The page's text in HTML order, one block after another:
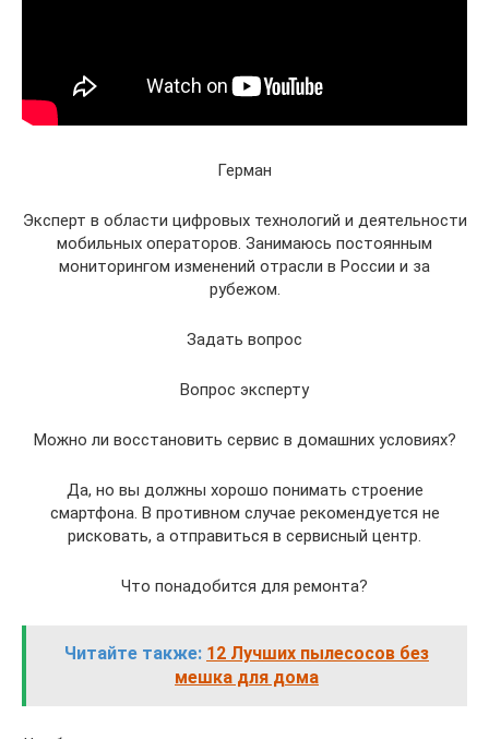
Герман
Эксперт в области цифровых технологий и деятельности
мобильных операторов. Занимаюсь постоянным
мониторингом изменений отрасли в России и за
рубежом.
Задать вопрос
Вопрос эксперту
Можно ли восстановить сервис в домашних условиях?
Да, но вы должны хорошо понимать строение
смартфона. В противном случае рекомендуется не
рисковать, а отправиться в сервисный центр.
Что понадобится для ремонта?
Читайте также: 12 Лучших пылесосов без
мешка для дома